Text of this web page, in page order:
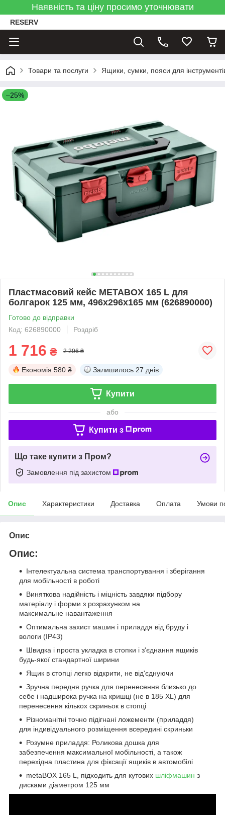
Наявність та ціну просимо уточнювати
RESERV
Товари та послуги Ящики, сумки, пояси для
–25%
Пластмасовий кейс METABOX 165 L для
болгарок 125 мм, 496x296x165 мм (626890000)
Готово до відправки
Код: 626890000
Роздріб
1 716 ₴ 2 296 ₴
Економія 580 ₴ Залишилось 27 днів
Купити
або
Купити з
Що таке купити з Пром?
Замовлення під захистом
Опис Характеристики Доставка Оплата Умови
Опис
Опис:
Інтелектуальна система транспортування і зберігання
для мобільності в роботі
Виняткова надійність і міцність завдяки підбору
матеріалу і форми з розрахунком на
максимальне навантаження
Оптимальна захист машин і приладдя від бруду і
вологи (IP43)
Швидка і проста укладка в стопки і з'єднання ящиків
будь-якої стандартної ширини
Ящик в стопці легко відкрити, не від'єднуючи
Зручна передня ручка для перенесення близько до
себе і надширока ручка на кришці (не в 185 XL) для
перенесення кількох скриньок в стопці
Різноманітні точно підігнані ложементи (приладдя)
для індивідуального розміщення всередині скриньки
Розумне приладдя: Роликова дошка для
забезпечення максимальної мобільності, а також
перехідна пластина для фіксації ящиків в автомобілі
metaBOX 165 L, підходить для кутових шліфмашин з
дисками діаметром 125 мм